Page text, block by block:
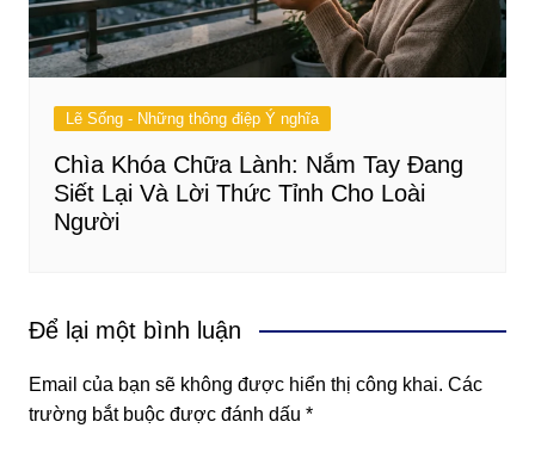
Lẽ Sống - Những thông điệp Ý nghĩa
Chìa Khóa Chữa Lành: Nắm Tay Đang
Siết Lại Và Lời Thức Tỉnh Cho Loài
Người
Để lại một bình luận
Email của bạn sẽ không được hiển thị công khai. Các
trường bắt buộc được đánh dấu *